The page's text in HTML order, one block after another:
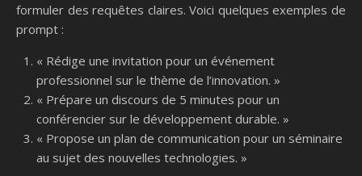
formuler des requêtes claires. Voici quelques exemples de
prompt :
« Rédige une invitation pour un événement
professionnel sur le thème de l’innovation. »
« Prépare un discours de 5 minutes pour un
conférencier sur le développement durable. »
« Propose un plan de communication pour un séminaire
au sujet des nouvelles technologies. »